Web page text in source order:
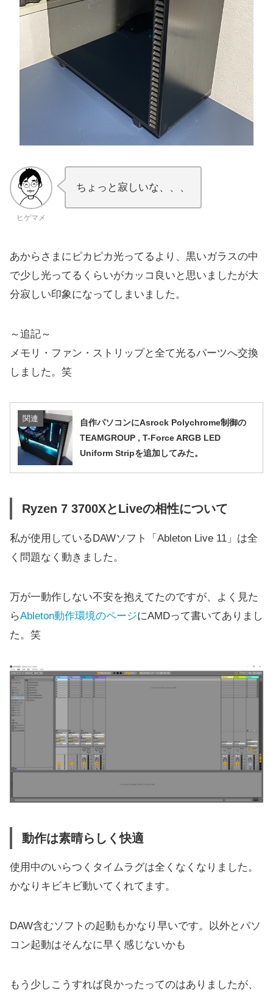
ヒゲマメ
ちょっと寂しいな、、、
あからさまにピカピカ光ってるより、黒いガラスの中
で少し光ってるくらいがカッコ良いと思いましたが大
分寂しい印象になってしまいました。
～追記～
メモリ・ファン・ストリップと全て光るパーツへ交換
しました。笑
関連
自作パソコンにAsrock Polychrome制御の
TEAMGROUP , T-Force ARGB LED
Uniform Stripを追加してみた。
Ryzen 7 3700XとLiveの相性について
私が使用しているDAWソフト「Ableton Live 11」は全
く問題なく動きました。
万が一動作しない不安を抱えてたのですが、よく見た
らAbleton動作環境のページにAMDって書いてありまし
た。笑
動作は素晴らしく快適
使用中のいらつくタイムラグは全くなくなりました。
かなりキビキビ動いてくれてます。
DAW含むソフトの起動もかなり早いです。 以外とパソ
コン起動はそんなに早く感じないかも
もう少しこうすれば良かったってのはありましたが、